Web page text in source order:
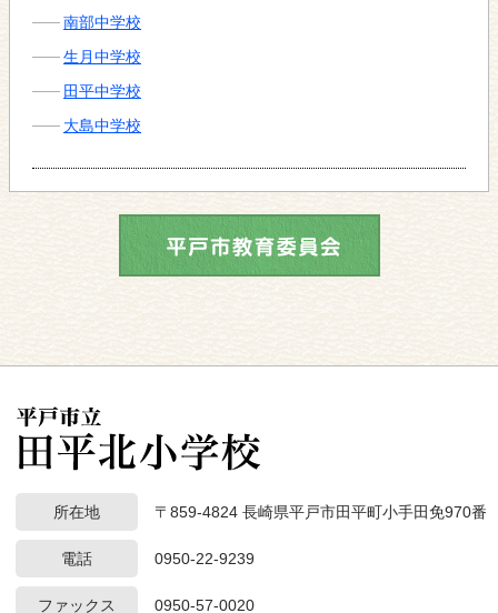
南部中学校
生月中学校
田平中学校
大島中学校
所在地 〒859-4824 長崎県平戸市田平町小手田免970番
電話 0950-22-9239
ファックス 0950-57-0020